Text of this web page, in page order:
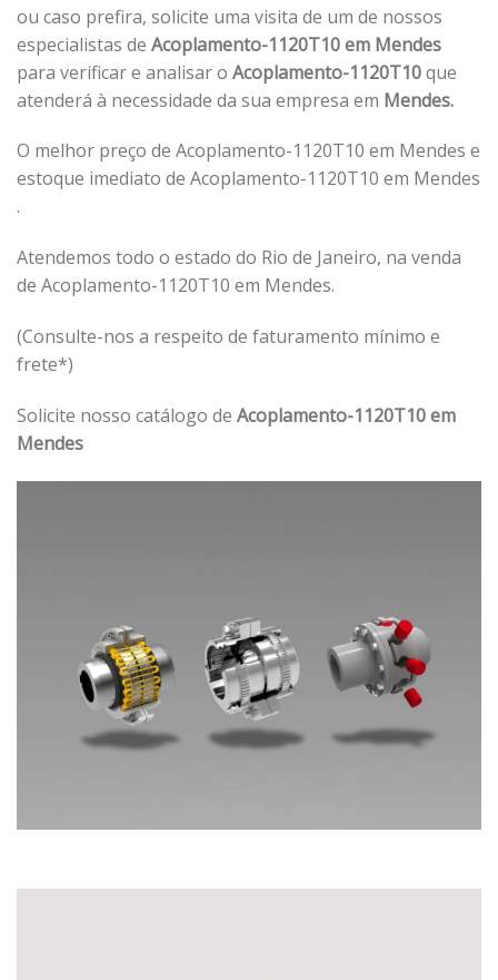
ou caso prefira, solicite uma visita de um de nossos
especialistas de Acoplamento-1120T10 em Mendes
para verificar e analisar o Acoplamento-1120T10que
atenderá à necessidade da sua empresa em Mendes.
O melhor preço de Acoplamento-1120T10 em Mendes e
estoque imediato de Acoplamento-1120T10 em Mendes
.
Atendemos todo o estado do Rio de Janeiro, na venda
de Acoplamento-1120T10 em Mendes.
(Consulte-nos a respeito de faturamento mínimo e
frete*)
Solicite nosso catálogo de Acoplamento-1120T10 em
Mendes